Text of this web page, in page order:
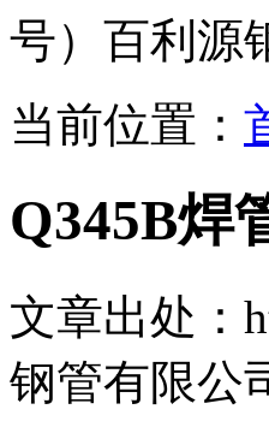
号）百利源
当前位置：
Q345B焊
文章出处：
钢管有限公